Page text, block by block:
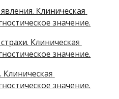
Клиническая
значение.
Клиническая
значение.
значение.